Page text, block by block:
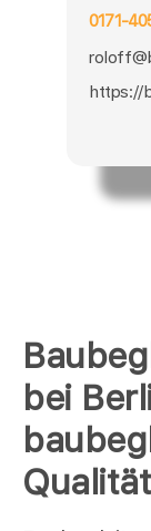
bei
0171-
https://